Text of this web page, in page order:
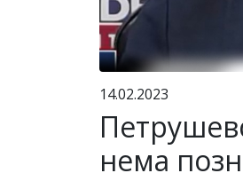
14.02.2023
нема